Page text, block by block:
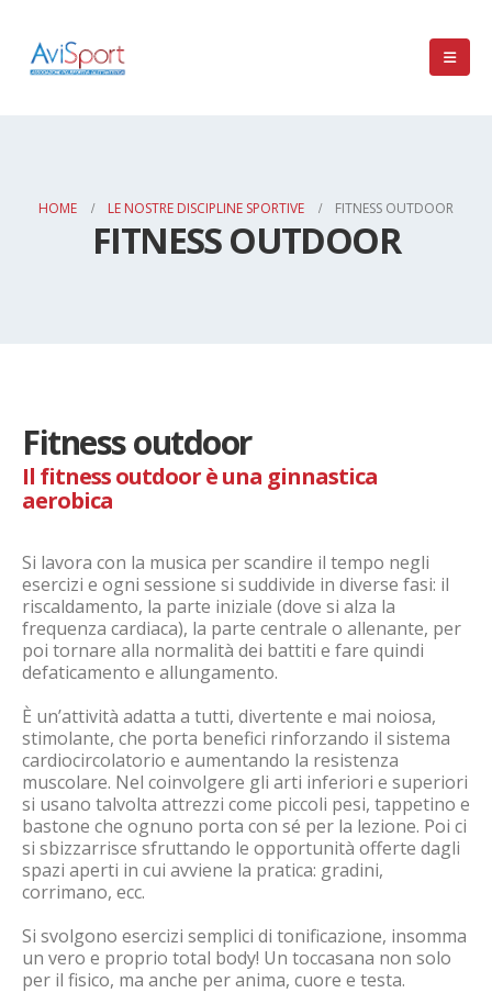
HOME LE NOSTRE DISCIPLINE SPORTIVE FITNESS OUTDOOR
FITNESS OUTDOOR
Fitness outdoor
Il fitness outdoor è una ginnastica
aerobica
Si lavora con la musica per scandire il tempo negli
esercizi e ogni sessione si suddivide in diverse fasi: il
riscaldamento, la parte iniziale (dove si alza la
frequenza cardiaca), la parte centrale o allenante, per
poi tornare alla normalità dei battiti e fare quindi
defaticamento e allungamento.
È un’attività adatta a tutti, divertente e mai noiosa,
stimolante, che porta benefici rinforzando il sistema
cardiocircolatorio e aumentando la resistenza
muscolare. Nel coinvolgere gli arti inferiori e superiori
si usano talvolta attrezzi come piccoli pesi, tappetino e
bastone che ognuno porta con sé per la lezione. Poi ci
si sbizzarrisce sfruttando le opportunità offerte dagli
spazi aperti in cui avviene la pratica: gradini,
corrimano, ecc.
Si svolgono esercizi semplici di tonificazione, insomma
un vero e proprio total body! Un toccasana non solo
per il fisico, ma anche per anima, cuore e testa.